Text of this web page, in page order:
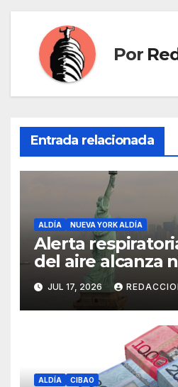
Por
Entrada relacionada
ALDÍA NUEVA YORK ALDÍA
Alerta
del aire alcanza
peligrosos en
JUL 17, 2026
ALDÍA CIBAO